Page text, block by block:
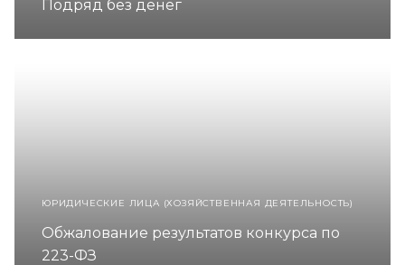
Подряд без денег
ЮРИДИЧЕСКИЕ ЛИЦА (ХОЗЯЙСТВЕННАЯ ДЕЯТЕЛЬНОСТЬ)
Обжалование результатов конкурса по
223-ФЗ